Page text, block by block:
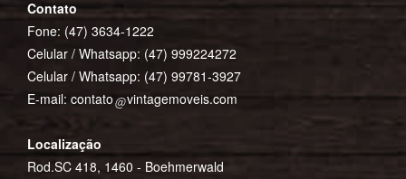
Contato
Fone: (47) 3634-1222
Celular / Whatsapp: (47) 999224272
Celular / Whatsapp: (47) 99781-3927
E-mail: contato vintagemoveis.com
Localização
Rod.SC 418, 1460 - Boehmerwald